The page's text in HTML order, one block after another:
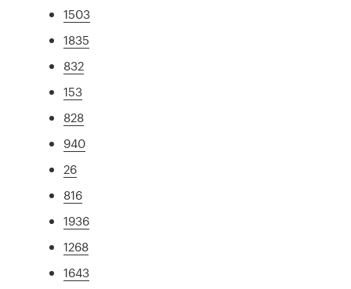
1503
1835
832
153
828
940
26
816
1936
1268
1643